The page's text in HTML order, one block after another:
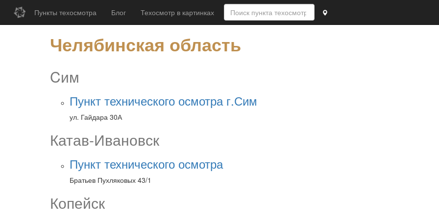
Пункты техосмотра Блог Техосмотр в картинках
Челябинская область
Cим
Пункт технического осмотра г.Сим
ул. Гайдара 30А
Катав-Ивановск
Пункт технического осмотра
Братьев Пухляковых 43/1
Копейск